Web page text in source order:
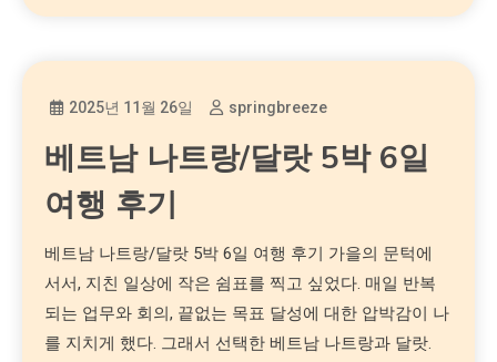
2025년 11월 26일 springbreeze
베트남 나트랑/달랏 5박 6일
여행 후기
베트남 나트랑/달랏 5박 6일 여행 후기 가을의 문턱에
서서, 지친 일상에 작은 쉼표를 찍고 싶었다. 매일 반복
되는 업무와 회의, 끝없는 목표 달성에 대한 압박감이 나
를 지치게 했다. 그래서 선택한 베트남 나트랑과 달랏.